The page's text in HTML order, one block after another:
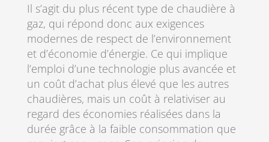
Il s’agit du plus récent type de chaudière à
gaz, qui répond donc aux exigences
modernes de respect de l’environnement
et d’économie d’énergie. Ce qui implique
l’emploi d’une technologie plus avancée et
un coût d’achat plus élevé que les autres
chaudières, mais un coût à relativiser au
regard des économies réalisées dans la
durée grâce à la faible consommation que